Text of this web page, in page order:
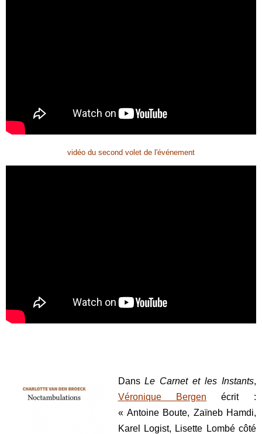
vidéo du second volet de l'événement
DansLe Carnet et les Instants,
Véronique Bergen écrit :
« Antoine Boute, Zaïneb Hamdi,
Karel Logist, Lisette Lombé côté